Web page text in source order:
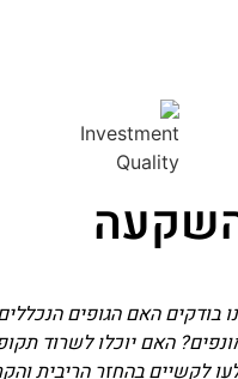
בודקים האם הגופים
האם יוכלו לשרוד
לקשיים בהחזר הריבית